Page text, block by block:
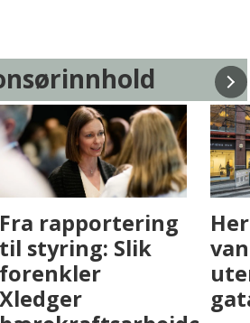
vi
Det er i
Drammen det
skjer